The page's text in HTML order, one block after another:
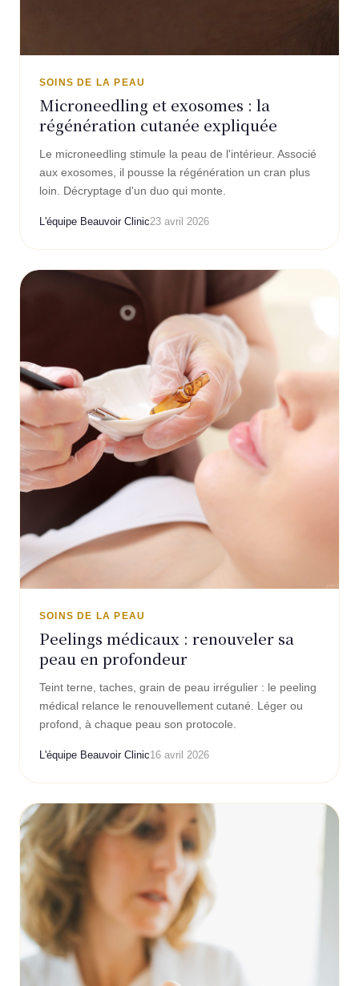
SOINS DE LA PEAU
Microneedling et exosomes : la
régénération cutanée expliquée
Le microneedling stimule la peau de l'intérieur. Associé
aux exosomes, il pousse la régénération un cran plus
loin. Décryptage d'un duo qui monte.
L'équipe Beauvoir Clinic23 avril 2026
SOINS DE LA PEAU
Peelings médicaux : renouveler sa
peau en profondeur
Teint terne, taches, grain de peau irrégulier : le peeling
médical relance le renouvellement cutané. Léger ou
profond, à chaque peau son protocole.
L'équipe Beauvoir Clinic16 avril 2026